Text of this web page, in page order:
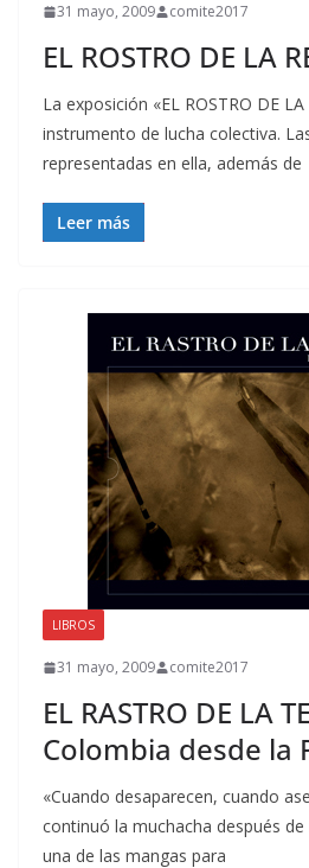
31 mayo, 2009 comite2017
EL ROSTRO DE LA
La exposición «EL ROSTRO DE LA
instrumento de lucha colectiva.
representadas en ella, además de
Leer más
LIBROS
31 mayo, 2009 comite2017
EL RASTRO DE LA
Colombia desde la
«Cuando desaparecen, cuando
continuó la muchacha después
una de las mangas para